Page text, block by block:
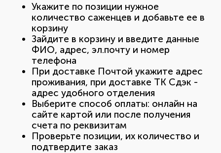
Укажите по позиции нужное
количество саженцев и добавьте ее в
корзину
Зайдите в корзину и введите данные
ФИО, адрес, эл.почту и номер
телефона
При доставке Почтой укажите адрес
проживания, при доставке ТК Сдэк -
адрес удобного отделения
Выберите способ оплаты: онлайн на
сайте картой или после получения
счета по реквизитам
Проверьте позиции, их количество и
подтвердите заказ